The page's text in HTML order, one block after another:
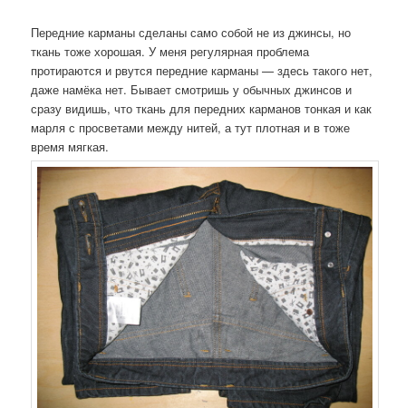
Передние карманы сделаны само собой не из джинсы, но
ткань тоже хорошая. У меня регулярная проблема
протираются и рвутся передние карманы — здесь такого нет,
даже намёка нет. Бывает смотришь у обычных джинсов и
сразу видишь, что ткань для передних карманов тонкая и как
марля с просветами между нитей, а тут плотная и в тоже
время мягкая.